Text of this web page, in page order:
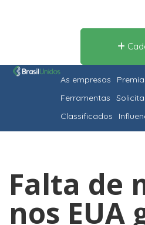
As empresas
Ferramentas
Classificados
Falta de
nos EUA